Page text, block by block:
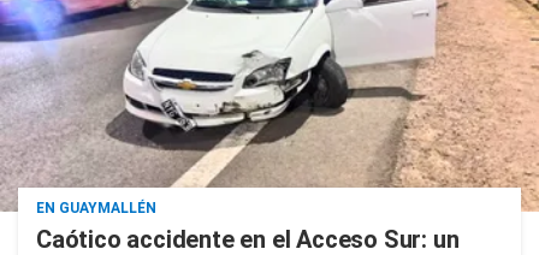
EN GUAYMALLÉN
Caótico accidente en el Acceso Sur: un